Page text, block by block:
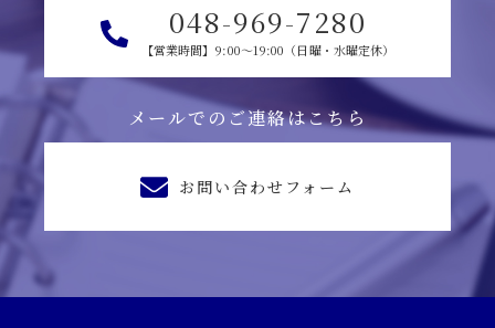
048-969-7280
【営業時間】9:00～19:00（日曜・水曜定休）
メールでのご連絡はこちら
お問い合わせフォーム